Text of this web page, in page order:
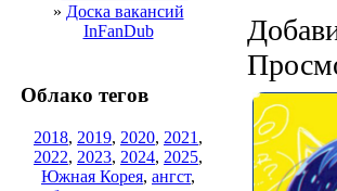
» Доска вакансий
InFanDub
Облако тегов
2018, 2019, 2020, 2021 ,
2022, 2023, 2024, 2025,
Южная Корея, ангст,